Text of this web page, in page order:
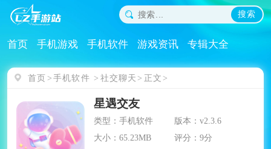
搜索
首页 手机游戏 手机软件 游戏资讯 专辑大全
首页 手机软件 社交聊天 正文
星遇交友
类型：手机软件
版本：v2.3.6
大小：65.23MB
评分：9分